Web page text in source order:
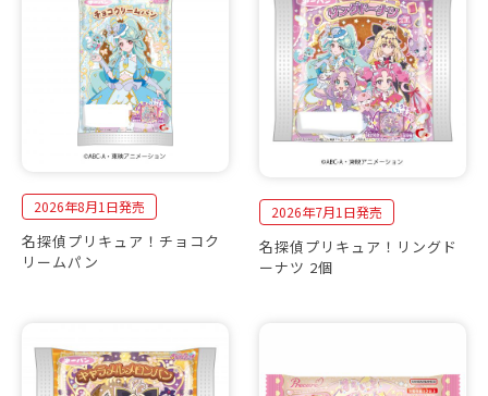
2026年8月1日発売
名探偵プリキュア！チョコク
リームパン
2026年7月1日発売
名探偵プリキュア！リングド
ーナツ 2個